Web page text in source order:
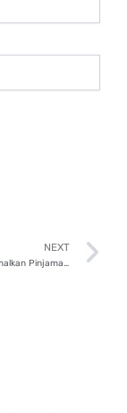
NEXT
3 Tips Bijak Optimalkan Pinjaman untuk Generasi Milenial